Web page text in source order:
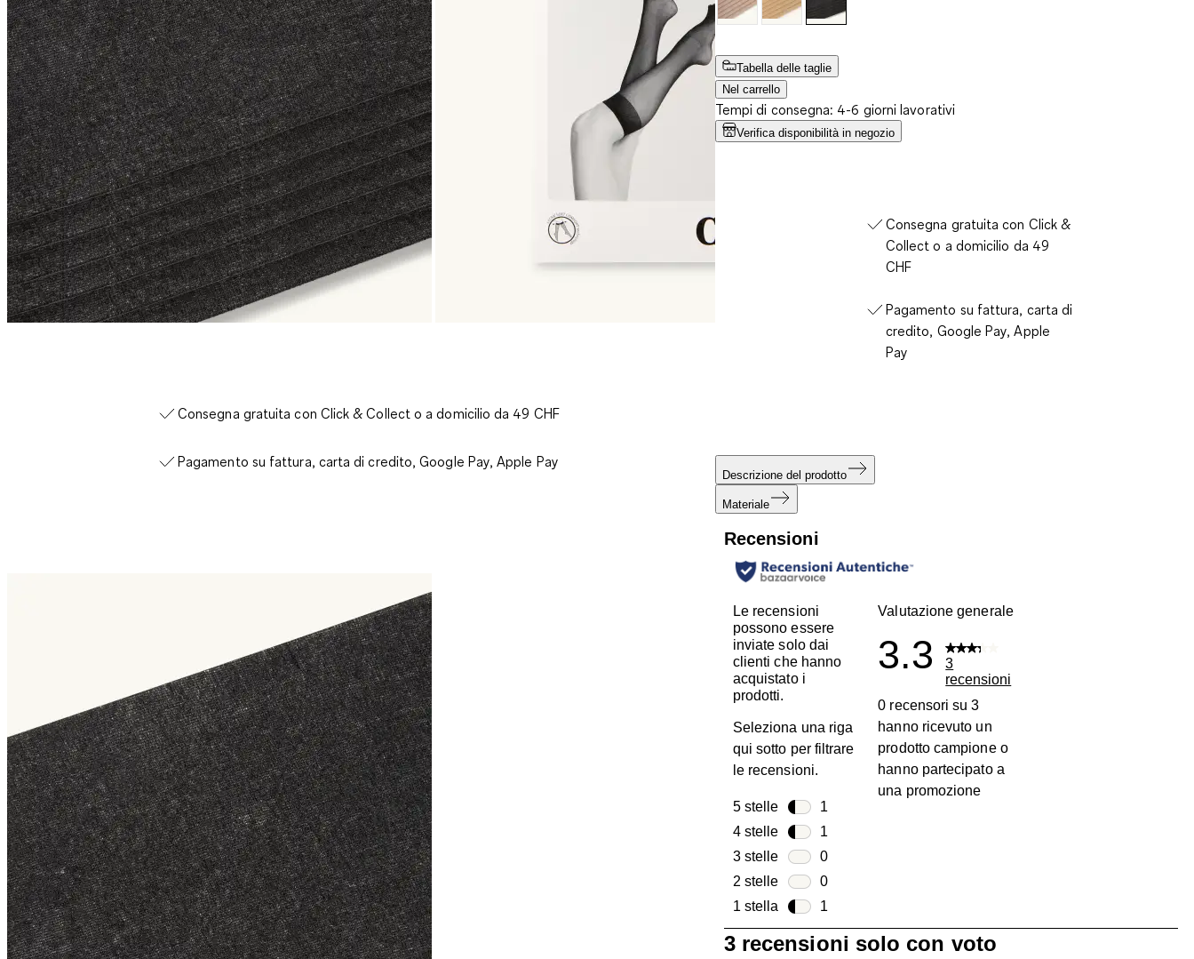
Consegna gratuita con Click & Collect o a domicilio da 49 CHF
Pagamento su fattura, carta di credito, Google Pay, Apple Pay
Tabella delle taglie
Nel carrello
Tempi di consegna: 4-6 giorni lavorativi
Verifica disponibilità in negozio
Consegna gratuita con Click &
Collect o a domicilio da 49
CHF
Pagamento su fattura, carta di
credito, Google Pay, Apple
Pay
Descrizione del prodotto
Materiale
Recensioni
Le recensioni
possono essere
inviate solo dai
clienti che hanno
acquistato i
prodotti.
Seleziona una riga
qui sotto per filtrare
le recensioni.
5 stelle stelle
1
1 recensione con 5 stelle.
4 stelle stelle
1
1 recensione con 4 stelle.
3 stelle stelle 0
0 recensioni con 3 stelle.
2 stelle stelle 0
0 recensioni con 2 stelle.
1 stella stelle
1
1 recensione con 1 stella.
Valutazione generale
3.3
3
recensioni
0 recensori su 3
hanno ricevuto un
prodotto campione o
hanno partecipato a
una promozione
3 recensioni solo con voto